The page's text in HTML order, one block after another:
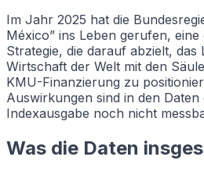
Im Jahr 2025 hat die
México” ins Leben gerufen,
Strategie, die darauf abzielt, das
Wirtschaft der Welt mit den
KMU-Finanzierung zu
Auswirkungen sind in den Daten
Indexausgabe noch nicht
Was die Daten